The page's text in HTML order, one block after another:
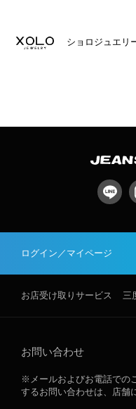
ショロジュエリ
ログイン／マイページ
お店受け取りサービス 三
お問い合わせ
※メールおよびお電話での
するお問い合わせは、店舗